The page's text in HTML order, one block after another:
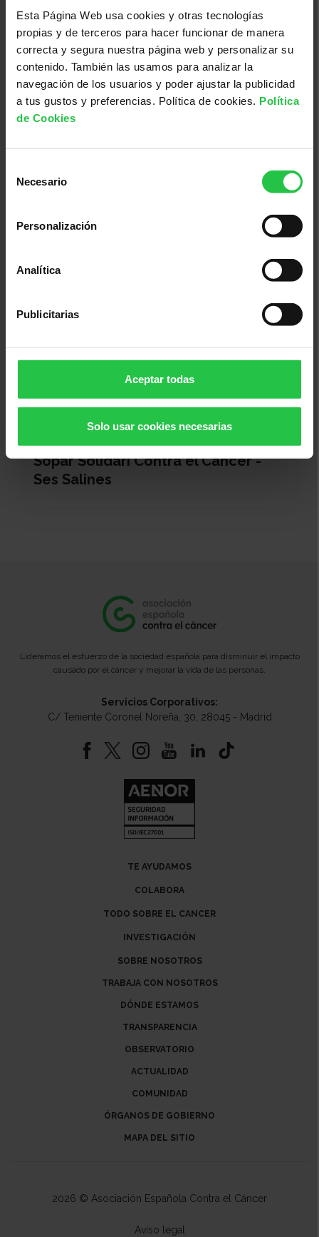
Esta Página Web usa cookies y otras tecnologías
propias y de terceros para hacer funcionar de manera
correcta y segura nuestra página web y personalizar su
contenido. También las usamos para analizar la
navegación de los usuarios y poder ajustar la publicidad
a tus gustos y preferencias. Política de cookies. Política
de Cookies
Necesario
Personalización
Analítica
Publicitarias
Aceptar todas
Solo usar cookies necesarias
plenes i coques - Ciutadella
19/08/2026
Sopar Solidari Contra el Càncer -
Ses Salines
Lideramos el esfuerzo de la sociedad española para disminuir el impacto
causado por el cáncer y mejorar la vida de las personas.
Servicios Corporativos:
C/ Teniente Coronel Noreña, 30, 28045 - Madrid
TE AYUDAMOS
COLABORA
TODO SOBRE EL CANCER
INVESTIGACIÓN
SOBRE NOSOTROS
TRABAJA CON NOSOTROS
DÓNDE ESTAMOS
TRANSPARENCIA
OBSERVATORIO
ACTUALIDAD
COMUNIDAD
ÓRGANOS DE GOBIERNO
MAPA DEL SITIO
2026 © Asociación Española Contra el Cáncer
Aviso legal